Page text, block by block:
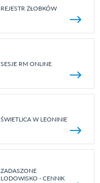
REJESTR ŻŁOBKÓW
SESJE RM ONLINE
ŚWIETLICA W LEONINIE
ZADASZONE
LODOWISKO - CENNIK